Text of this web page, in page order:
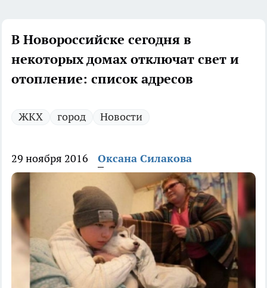
В Новороссийске сегодня в
некоторых домах отключат свет и
отопление: список адресов
ЖКХ город Новости
29 ноября 2016 Оксана Силакова